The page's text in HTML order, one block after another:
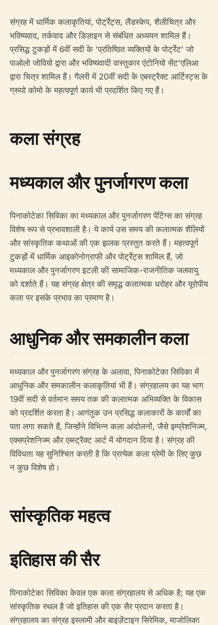
संग्रह में धार्मिक कलाकृतियां, पोर्ट्रेट्स, लैंडस्केप, शैलीचित्र और
भविष्यवाद, तर्कवाद और डिज़ाइन से संबंधित अध्ययन शामिल हैं।
प्रसिद्ध टुकड़ों में 6वीं सदी के 'प्रतिष्ठित व्यक्तियों के पोर्ट्रेट' जो
पाओलो जोवियो द्वारा और भविष्यवादी वास्तुकार एंटोनियो सेंट'एलिआ
द्वारा चित्र शामिल हैं। गैलरी में 20वीं सदी के एबस्ट्रैक्ट आर्टिस्ट्स के
ग्रूपो कोमो के महत्वपूर्ण कार्य भी प्रदर्शित किए गए हैं।
कला संग्रह
मध्यकाल और पुनर्जागरण कला
पिनाकोटेका सिविका का मध्यकाल और पुनर्जागरण पेंटिंग्स का संग्रह
विशेष रूप से प्रभावशाली है। ये कार्य उस समय की कलात्मक शैलियों
और सांस्कृतिक कथाओं की एक झलक प्रस्तुत करते हैं। महत्वपूर्ण
टुकड़ों में धार्मिक आइकोनोग्राफी और पोर्ट्रेट्स शामिल हैं, जो
मध्यकाल और पुनर्जागरण इटली की सामाजिक-राजनीतिक जलवायु
को दर्शाते हैं। यह संग्रह क्षेत्र की समृद्ध कलात्मक धरोहर और यूरोपीय
कला पर इसके प्रभाव का प्रमाण है।
आधुनिक और समकालीन कला
मध्यकाल और पुनर्जागरण संग्रह के अलावा, पिनाकोटेका सिविका में
आधुनिक और समकालीन कलाकृतियां भी हैं। संग्रहालय का यह भाग
19वीं सदी से वर्तमान समय तक की कलात्मक अभिव्यक्ति के विकास
को प्रदर्शित करता है। आगंतुक उन प्रसिद्ध कलाकारों के कार्यों का
पता लगा सकते हैं, जिन्होंने विभिन्न कला आंदोलनों, जैसे इम्प्रेशनिज्म,
एक्सप्रेशनिज्म और एब्स्ट्रैक्ट आर्ट में योगदान दिया है। संग्रह की
विविधता यह सुनिश्चित करती है कि प्रत्येक कला प्रेमी के लिए कुछ
न कुछ विशेष हो।
सांस्कृतिक महत्व
इतिहास की सैर
पिनाकोटेका सिविका केवल एक कला संग्रहालय से अधिक है; यह एक
सांस्कृतिक स्थल है जो इतिहास की एक सैर प्रदान करता है।
संग्रहालय का संग्रह इस्लामी और बाइज़ेंटाइन सिरेमिक, माजोलिका